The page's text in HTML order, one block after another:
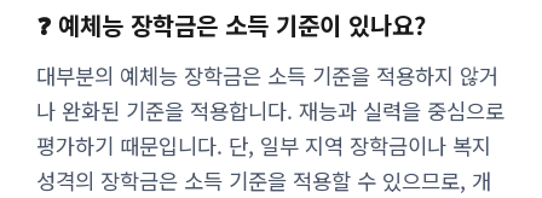
❓ 예체능 장학금은 소득 기준이 있나요?
대부분의 예체능 장학금은 소득 기준을 적용하지 않거
나 완화된 기준을 적용합니다. 재능과 실력을 중심으로
평가하기 때문입니다. 단, 일부 지역 장학금이나 복지
성격의 장학금은 소득 기준을 적용할 수 있으므로, 개